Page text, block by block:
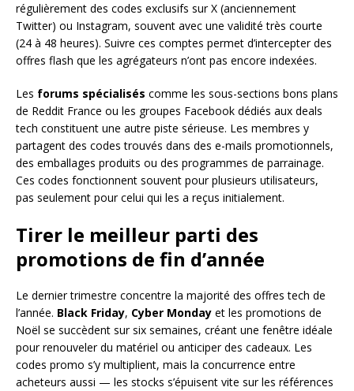
régulièrement des codes exclusifs sur X (anciennement
Twitter) ou Instagram, souvent avec une validité très courte
(24 à 48 heures). Suivre ces comptes permet d’intercepter des
offres flash que les agrégateurs n’ont pas encore indexées.
Les forums spécialisés comme les sous-sections bons plans
de Reddit France ou les groupes Facebook dédiés aux deals
tech constituent une autre piste sérieuse. Les membres y
partagent des codes trouvés dans des e-mails promotionnels,
des emballages produits ou des programmes de parrainage.
Ces codes fonctionnent souvent pour plusieurs utilisateurs,
pas seulement pour celui qui les a reçus initialement.
Tirer le meilleur parti des
promotions de fin d’année
Le dernier trimestre concentre la majorité des offres tech de
l’année. Black Friday, Cyber Monday et les promotions de
Noël se succèdent sur six semaines, créant une fenêtre idéale
pour renouveler du matériel ou anticiper des cadeaux. Les
codes promo s’y multiplient, mais la concurrence entre
acheteurs aussi — les stocks s’épuisent vite sur les références